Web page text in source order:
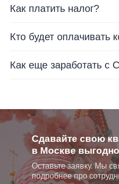
Как платить налог?
Кто будет оплачивать
Как еще заработать с
Сдавайте свою
в Москве
Оставьте заявку. Мы
подробнее про